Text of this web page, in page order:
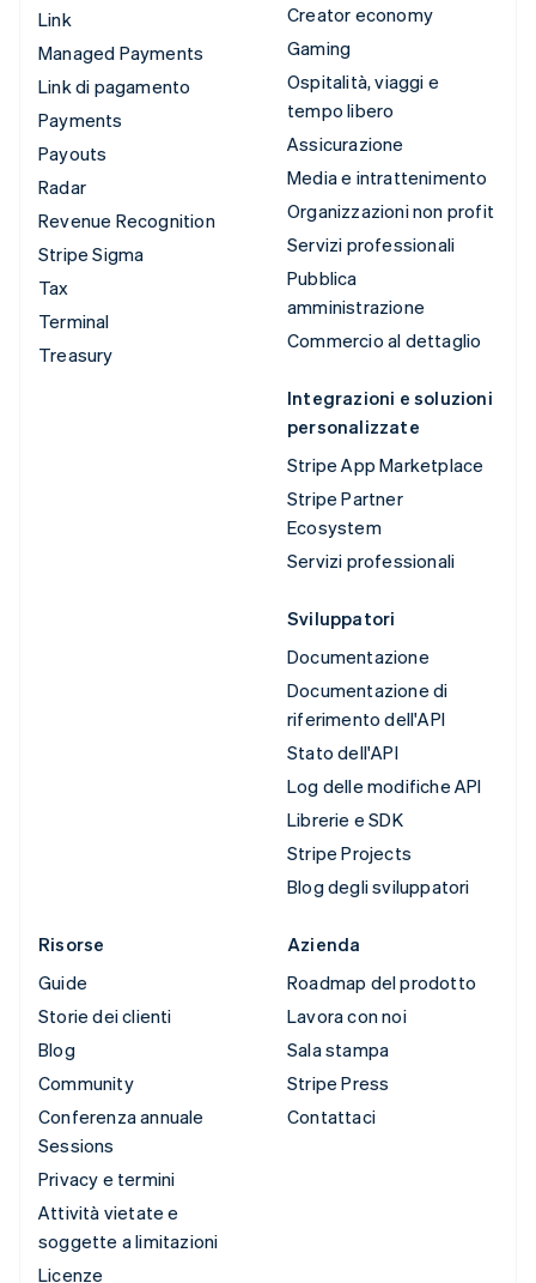
Link
Managed Payments
Link di pagamento
Payments
Payouts
Radar
Revenue Recognition
Stripe Sigma
Tax
Terminal
Treasury
Creator economy
Gaming
Ospitalità, viaggi e
tempo libero
Assicurazione
Media e intrattenimento
Organizzazioni non profit
Servizi professionali
Pubblica
amministrazione
Commercio al dettaglio
Integrazioni e soluzioni
personalizzate
Stripe App Marketplace
Stripe Partner
Ecosystem
Servizi professionali
Sviluppatori
Documentazione
Documentazione di
riferimento dell'API
Stato dell'API
Log delle modifiche API
Librerie e SDK
Stripe Projects
Blog degli sviluppatori
Risorse
Guide
Storie dei clienti
Blog
Community
Conferenza annuale
Sessions
Privacy e termini
Attività vietate e
soggette a limitazioni
Licenze
Azienda
Roadmap del prodotto
Lavora con noi
Sala stampa
Stripe Press
Contattaci